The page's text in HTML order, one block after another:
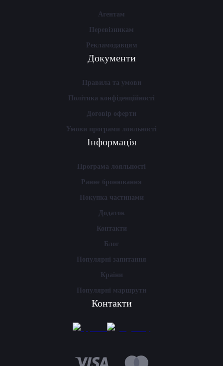
Агентам
Перевізникам
Рекламодавцям
Документи
Правила та умови
Політика конфіденційності
Договір оферти
Умови програми лояльності
Інформація
Програма лояльності
Раннє бронювання
Покупка частинами
Додаток
Контакти
Блог
Популярні запитання
Країни
Популярні маршрути
Контакти